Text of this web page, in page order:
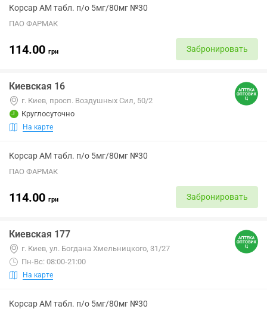
Корсар АМ табл. п/о 5мг/80мг №30
ПАО ФАРМАК
114.00 грн Забронировать
Киевская 16
г. Киев, просп. Воздушных Сил, 50/2
Круглосуточно
На карте
Корсар АМ табл. п/о 5мг/80мг №30
ПАО ФАРМАК
114.00 грн Забронировать
Киевская 177
г. Киев, ул. Богдана Хмельницкого, 31/27
Пн-Вс: 08:00-21:00
На карте
Корсар АМ табл. п/о 5мг/80мг №30